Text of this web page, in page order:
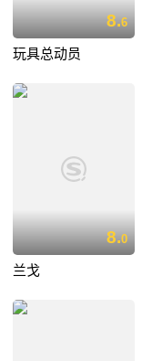
8.6
玩具总动员
8.0
兰戈